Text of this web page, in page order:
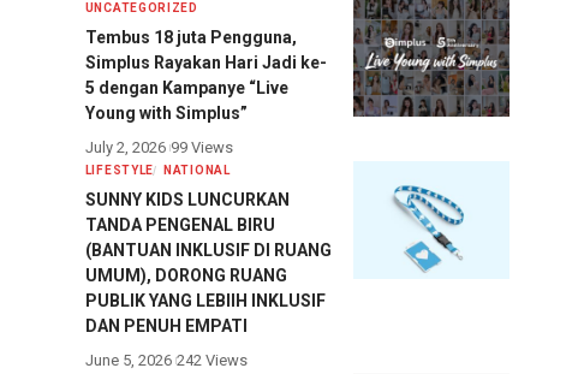
UNCATEGORIZED
Tembus 18 juta Pengguna,
Simplus Rayakan Hari Jadi ke-
5 dengan Kampanye “Live
Young with Simplus”
July 2, 2026 99 Views
LIFESTYLE NATIONAL
SUNNY KIDS LUNCURKAN
TANDA PENGENAL BIRU
(BANTUAN INKLUSIF DI RUANG
UMUM), DORONG RUANG
PUBLIK YANG LEBIIH INKLUSIF
DAN PENUH EMPATI
June 5, 2026 242 Views